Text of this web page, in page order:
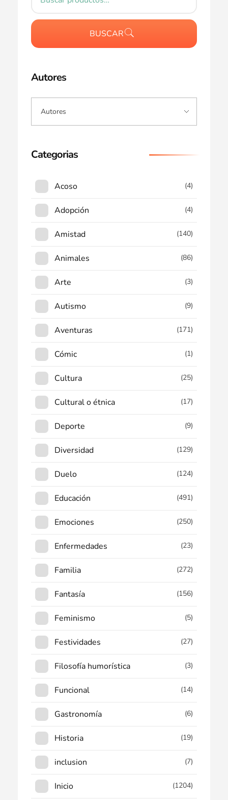
BUSCAR
Autores
Categorias
Acoso (4)
Adopción (4)
Amistad (140)
Animales (86)
Arte (3)
Autismo (9)
Aventuras (171)
Cómic (1)
Cultura (25)
Cultural o étnica (17)
Deporte (9)
Diversidad (129)
Duelo (124)
Educación (491)
Emociones (250)
Enfermedades (23)
Familia (272)
Fantasía (156)
Feminismo (5)
Festividades (27)
Filosofía humorística (3)
Funcional (14)
Gastronomía (6)
Historia (19)
inclusion (7)
Inicio (1204)